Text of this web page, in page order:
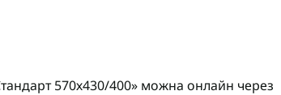
570х430/400» можна онлайн через